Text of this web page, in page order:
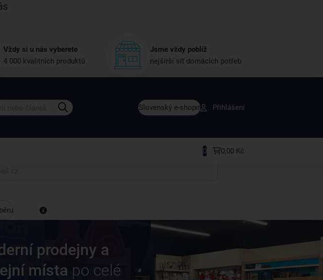
Vždy si u nás vyberete
4 000 kvalitních produktů
Jsme vždy poblíž
nejširší síť domácích potřeb
Slovenský e-shop Přihlášení
0 0,00 Kč
odběru našeho newsletteru.
prodejny a
místa po celé